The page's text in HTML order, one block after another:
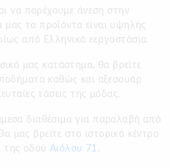
να παρέχουμε άνεση στην
τα προϊόντα είναι υψηλής
από Ελληνικά εεργοστάσια.
μας κατάστημα, θα βρείτε
καθώς και αξεσουάρ
τάσεις της μόδας.
διαθέσιμα για παραλαβή από
μας βρείτε στο ιστορικό κέντρο
της οδού Αιόλου 71.